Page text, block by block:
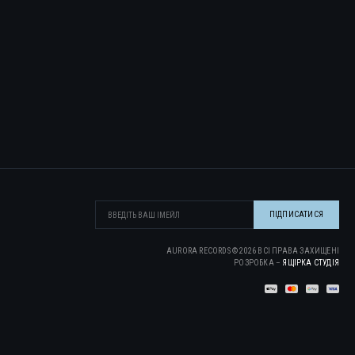
AURORA RECORDS ©2026 ВСІ ПРАВА ЗАХИЩЕНІ
РОЗРОБКА – ЯЩІРКА CТУДІЯ